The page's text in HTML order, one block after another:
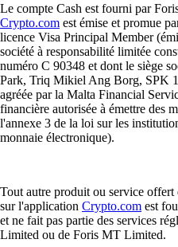
Le compte Cash est fourni par
Crypto.com est émise et promue
licence Visa Principal Member
société à responsabilité limitée
numéro C 90348 et dont le siège
Park, Triq Mikiel Ang Borg, SPK
agréée par la Malta Financial
financière autorisée à émettre des
l'annexe 3 de la loi sur les
monnaie électronique).
Tout autre produit ou service offert
sur l'application Crypto.com est
et ne fait pas partie des services
Limited ou de Foris MT Limited.